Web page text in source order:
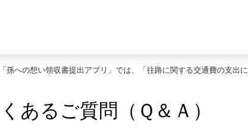
「孫への想い領収書提出アプリ」では、「往路に関する交通費の支出に
あるご質問（Ｑ＆Ａ）